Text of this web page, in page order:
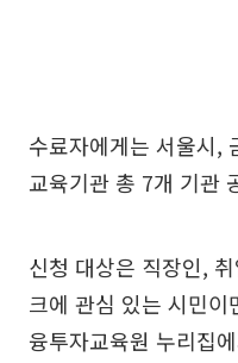
수료자에게는 서울시,
교육기관 총 7개 기관
신청 대상은 직장인,
크에 관심 있는 시민
융투자교육원 누리집